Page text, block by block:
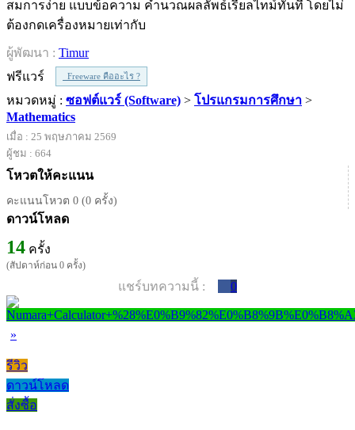
สมการง่าย แบบข้อความ คำนวณผลลัพธ์เรียลไทม์ทันที โดยไม่
ต้องกดเครื่องหมายเท่ากับ
ผู้พัฒนา : Timur
ฟรีแวร์
Freeware คืออะไร ?
หมวดหมู่ : ซอฟต์แวร์ (Software) > โปรแกรมการศึกษา >
Mathematics
เมื่อ : 25 พฤษภาคม 2569
ผู้ชม : 664
โหวตให้คะแนน
คะแนนโหวต 0 (0 ครั้ง)
ดาวน์โหลด
14 ครั้ง
(สัปดาห์ก่อน 0 ครั้ง)
แชร์บทความนี้ : 0
»
รีวิว
ดาวน์โหลด
สั่งซื้อ